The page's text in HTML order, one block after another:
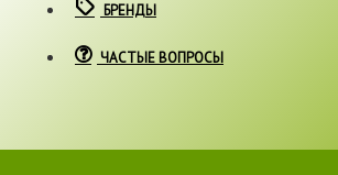
БРЕНДЫ
ЧАСТЫЕ ВОПРОСЫ